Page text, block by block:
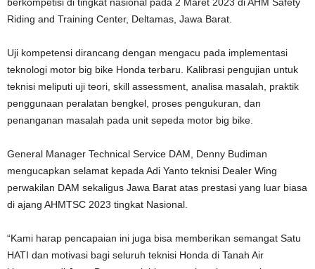
Riding and Training Center, Deltamas, Jawa Barat.
Uji kompetensi dirancang dengan mengacu pada implementasi
teknologi motor big bike Honda terbaru. Kalibrasi pengujian untuk
teknisi meliputi uji teori, skill assessment, analisa masalah, praktik
penggunaan peralatan bengkel, proses pengukuran, dan
penanganan masalah pada unit sepeda motor big bike.
General Manager Technical Service DAM, Denny Budiman
mengucapkan selamat kepada Adi Yanto teknisi Dealer Wing
perwakilan DAM sekaligus Jawa Barat atas prestasi yang luar biasa
di ajang AHMTSC 2023 tingkat Nasional.
“Kami harap pencapaian ini juga bisa memberikan semangat Satu
HATI dan motivasi bagi seluruh teknisi Honda di Tanah Air